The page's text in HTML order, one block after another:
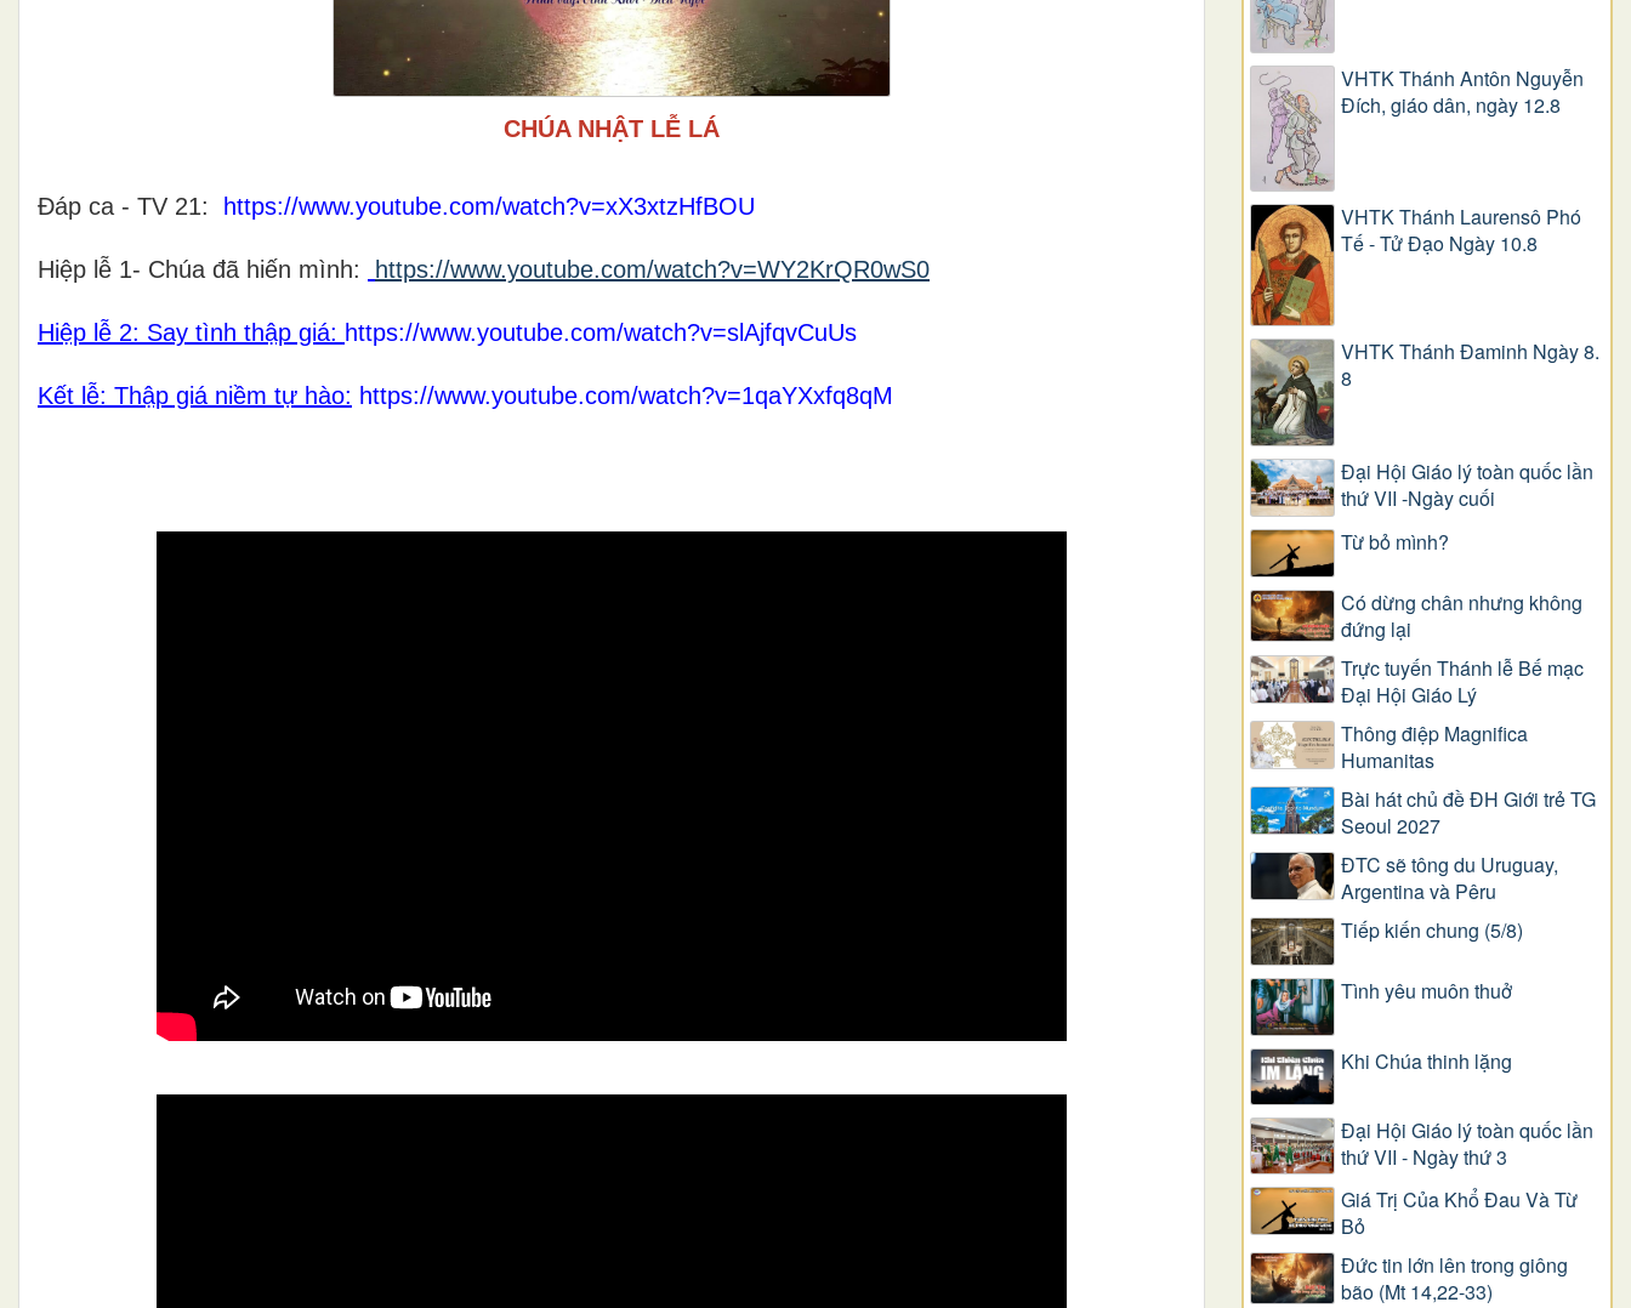
CHÚA NHẬT LỄ LÁ
Đáp ca - TV 21: https://www.youtube.com/watch?v=xX3xtzHfBOU
Hiệp l ễ 1- Chúa đã hiến mình: https://www.youtube.com/watch?v=WY2KrQR0wS0
Hiệp lễ 2: Say tình thập giá: https://www.youtube.com/watch?v=slAjfqvCuUs
Kết lễ: Thập giá niềm tự hào: https://www.youtube.com/watch?v=1qaYXxfq8qM
VHTK Thánh Antôn Nguyễn
Ðích, giáo dân, ngày 12.8
VHTK Thánh Laurensô Phó
Tế - Tử Đạo Ngày 10.8
VHTK Thánh Đaminh Ngày 8.
8
Đại Hội Giáo lý toàn quốc lần
thứ VII -Ngày cuối
Từ bỏ mình?
Có dừng chân nhưng không
đứng lại
Trực tuyến Thánh lễ Bế mạc
Đại Hội Giáo Lý
Thông điệp Magnifica
Humanitas
Bài hát chủ đề ĐH Giới trẻ TG
Seoul 2027
ĐTC sẽ tông du Uruguay,
Argentina và Pêru
Tiếp kiến chung (5/8)
Tình yêu muôn thuở
Khi Chúa thinh lặng
Đại Hội Giáo lý toàn quốc lần
thứ VII - Ngày thứ 3
Giá Trị Của Khổ Ðau Và Từ
Bỏ
Đức tin lớn lên trong giông
bão (Mt 14,22-33)